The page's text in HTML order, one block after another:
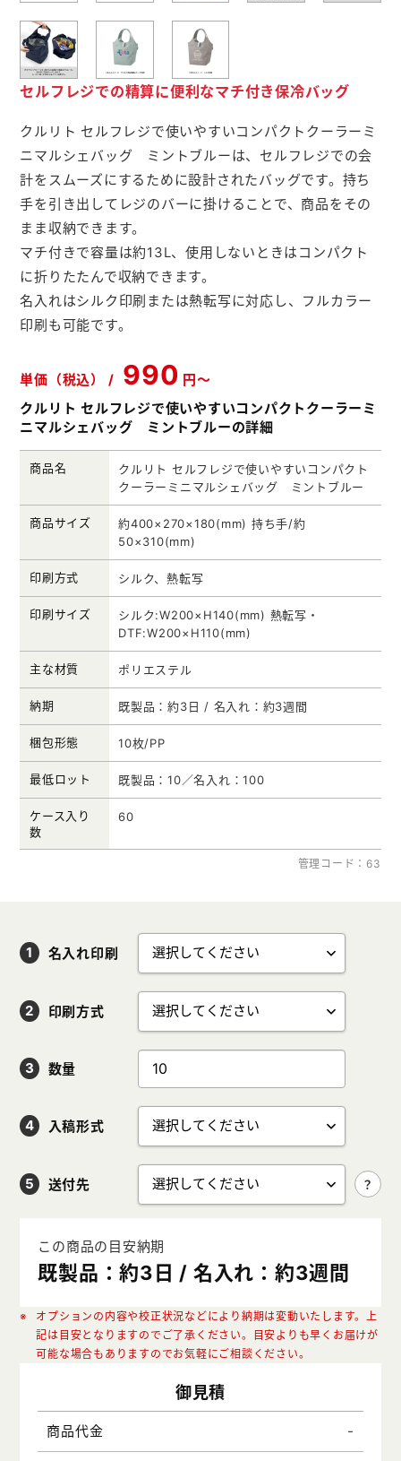
キャンディー本舗
ボックスティッシュ本舗
メモ帳本舗
クリアファイル本舗
ウェットティッシュ本舗
うちわ本舗
扇子本舗
ノベルティグッズ本舗
セルフレジでの精算に便利なマチ付き保冷バッグ
クルリト セルフレジで使いやすいコンパクトクーラーミ
ニマルシェバッグ ミントブルーは、セルフレジでの会
計をスムーズにするために設計されたバッグです。持ち
手を引き出してレジのバーに掛けることで、商品をその
まま収納できます。
マチ付きで容量は約13L、使用しないときはコンパクト
に折りたたんで収納できます。
名入れはシルク印刷または熱転写に対応し、フルカラー
印刷も可能です。
単価（税込） / 990 円～
クルリト セルフレジで使いやすいコンパクトクーラーミ
ニマルシェバッグ ミントブルーの詳細
商品名
クルリト セルフレジで使いやすいコンパクト
クーラーミニマルシェバッグ ミントブルー
商品サイズ
約400×270×180(mm) 持ち手/約
50×310(mm)
印刷方式 シルク、熱転写
印刷サイズ
シルク:W200×H140(mm) 熱転写・
DTF:W200×H110(mm)
主な材質 ポリエステル
納期 既製品：約3日 / 名入れ：約3週間
梱包形態 10枚/PP
最低ロット 既製品：10／名入れ：100
ケース入り
数
60
管理コード：63
名入れ印刷
印刷方式
数量
入稿形式
送付先
この商品の目安納期
既製品：約3日 / 名入れ：約3週間
オプションの内容や校正状況などにより納期は変動いたします。上
記は目安となりますのでご了承ください。目安よりも早くお届けが
可能な場合もありますのでお気軽にご相談ください。
御見積
商品代金 -